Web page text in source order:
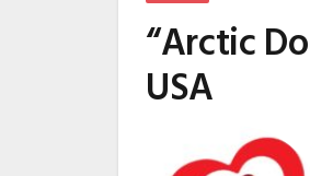
“Arctic
USA